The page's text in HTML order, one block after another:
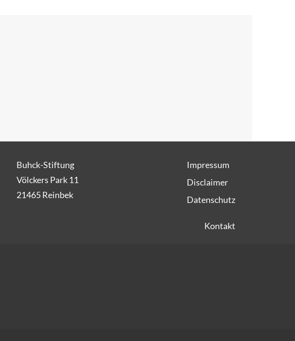
Buhck-Stiftung
Völckers Park 11
21465 Reinbek
Impressum
Disclaimer
Datenschutz
Kontakt